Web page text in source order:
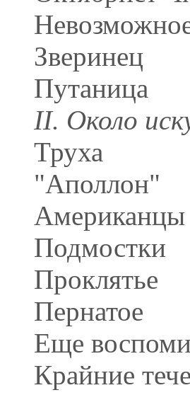
Зверинец
Путаница
II. Около
Труха
"Аполлон"
Американцы
Подмостки
Проклятье
Пернатое
Еще
Крайние